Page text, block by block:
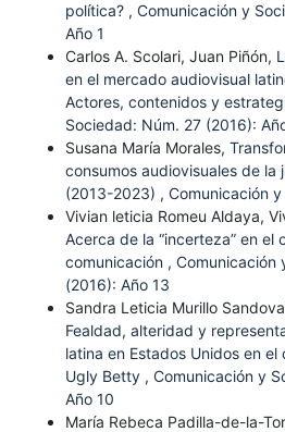
política? , Comunicación y
Año 1
Carlos A. Scolari, Juan Piñón,
en el mercado audiovisual
Actores, contenidos y
Sociedad: Núm. 27 (2016):
Susana María Morales,
consumos audiovisuales de la
(2013-2023) , Comunicación
Vivian leticia Romeu Aldaya,
Acerca de la “incerteza” en el
comunicación , Comunicación
(2016): Año 13
Sandra Leticia Murillo
Fealdad, alteridad y
latina en Estados Unidos en
Ugly Betty , Comunicación y
Año 10
María Rebeca Padilla-de-la-